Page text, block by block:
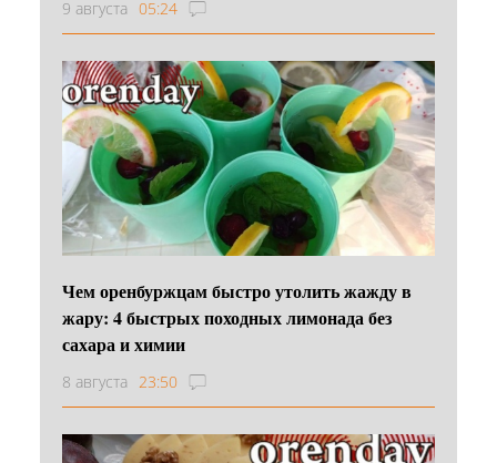
9 августа 05:24
Чем оренбуржцам быстро утолить жажду в
жару: 4 быстрых походных лимонада без
сахара и химии
8 августа 23:50